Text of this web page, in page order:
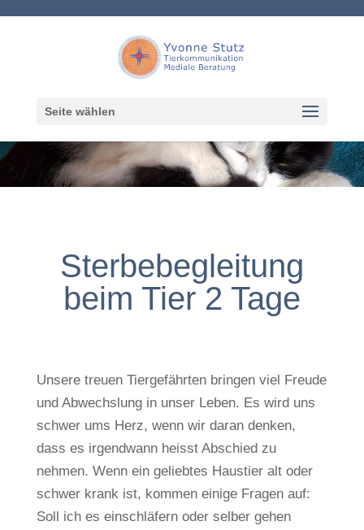
Seite wählen
Sterbebegleitung
beim Tier 2 Tage
Unsere treuen Tiergefährten bringen viel Freude
und Abwechslung in unser Leben. Es wird uns
schwer ums Herz, wenn wir daran denken,
dass es irgendwann heisst Abschied zu
nehmen. Wenn ein geliebtes Haustier alt oder
schwer krank ist, kommen einige Fragen auf:
Soll ich es einschläfern oder selber gehen